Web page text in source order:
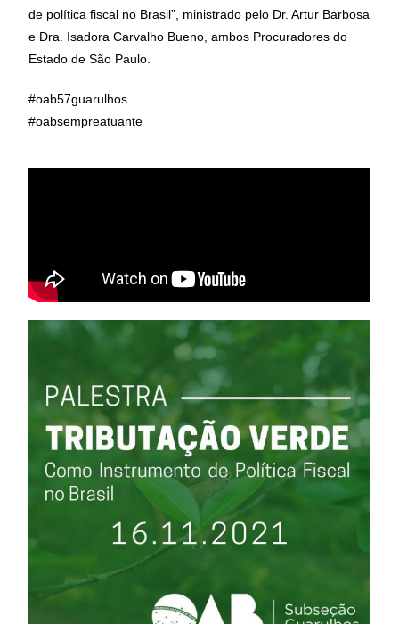
de política fiscal no Brasil”, ministrado pelo Dr. Artur Barbosa
e Dra. Isadora Carvalho Bueno, ambos Procuradores do
Estado de São Paulo.
#oab57guarulhos
#oabsempreatuante